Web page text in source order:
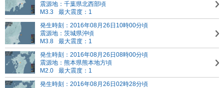
震源地：千葉県北西部頃
M3.3
最大震度：1
発生時刻：2016年08月26日10時00分頃
震源地：茨城県沖頃
M3.8
最大震度：1
発生時刻：2016年08月26日08時00分頃
震源地：熊本県熊本地方頃
M2.0
最大震度：1
発生時刻：2016年08月26日02時28分頃